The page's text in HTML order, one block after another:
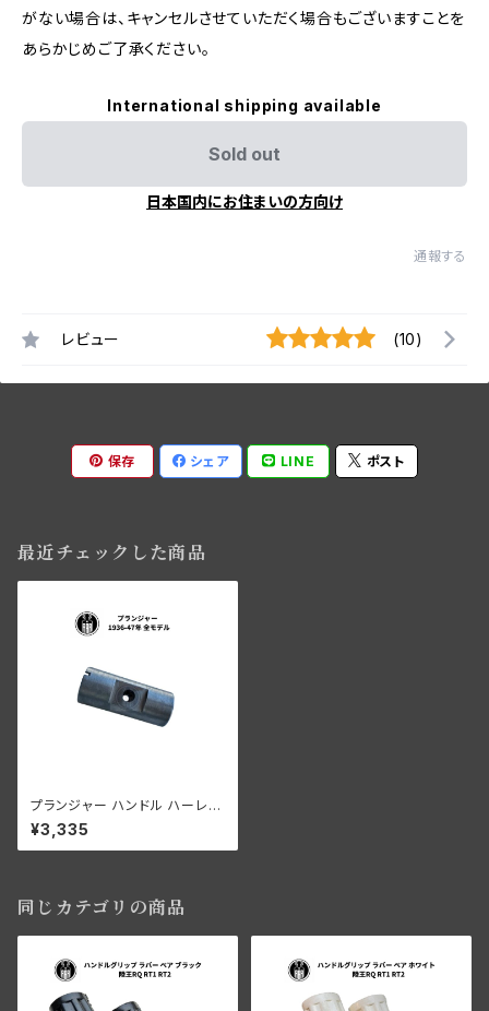
がない場合は、キャンセルさせていただく場合もございますことを
あらかじめご了承ください。
International shipping available
Sold out
日本国内にお住まいの方向け
通報する
レビュー (10)
保存 シェア LINE ポスト
最近チェックした商品
プランジャー ハンドル ハーレー
ダビッドソン 1936-47年 全モ
デル
¥3,335
同じカテゴリの商品